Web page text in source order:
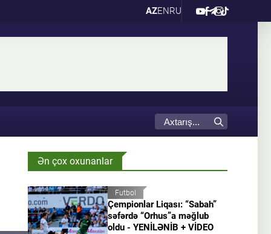
AZENRU
Ən çox oxunanlar
Futbol
Çempionlar Liqası: “Sabah”
səfərdə “Orhus”a məğlub
oldu - YENİLƏNİB + VİDEO